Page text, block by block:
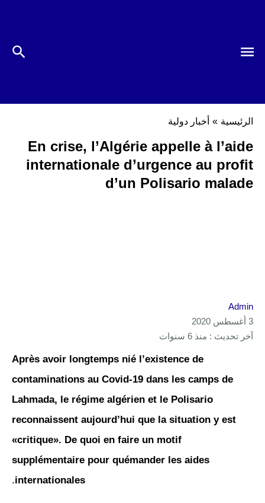
الرئيسية » أخبار دولية
En crise, l’Algérie appelle à l’aide
internationale d’urgence au profit
d’un Polisario malade
Admin
3 أغسطس 2020
آخر تحديث : منذ 6 سنوات
Après avoir longtemps nié l’existence de
contaminations au Covid-19 dans les camps de
Lahmada, le régime algérien et le Polisario
reconnaissent aujourd’hui que la situation y est
«critique». De quoi en faire un motif
supplémentaire pour quémander les aides
internationales
.